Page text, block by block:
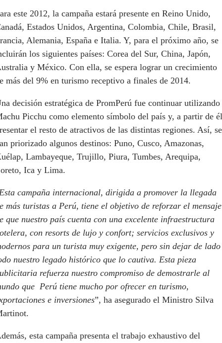
este 2012, la campaña estará presente en Reino Unido,
Estados Unidos, Argentina, Colombia, Chile, Brasil,
Alemania, España e Italia. Y, para el próximo año, se
los siguientes países: Corea del Sur, China, Japón,
y México. Con ella, se espera lograr un crecimiento
más del 9% en turismo receptivo a finales de 2014.
decisión estratégica de PromPerú fue continuar utilizando
Picchu como elemento símbolo del país y, a partir de
el resto de atractivos de las distintas regiones. Así, se
priorizado algunos destinos: Puno, Cusco, Amazonas,
Lambayeque, Trujillo, Piura, Tumbes, Arequipa,
Ica y Lima.
campaña internacional, dirigida a promover la llegada
más turistas a Perú, tiene el objetivo de reforzar el mensaje
que nuestro país cuenta con una excelente infraestructura
con resorts de lujo y confort; servicios exclusivos y
para un turista muy exigente, pero sin dejar de lado
nuestro legado histórico que lo cautiva. Esta pieza
refuerza nuestro compromiso de demostrarle al
que Perú tiene mucho por ofrecer en turismo,
e inversiones”, ha asegurado el Ministro Silva
esta campaña presenta el trabajo exhaustivo del